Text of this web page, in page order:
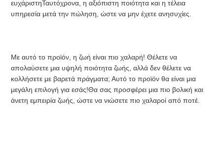
ευχάριστηΤαυτόχρονα, η αξιόπιστη ποιότητα και η τέλεια
υπηρεσία μετά την πώληση, ώστε να μην έχετε ανησυχίες.
Με αυτό το προϊόν, η ζωή είναι πιο χαλαρή! Θέλετε να
απολαύσετε μια υψηλή ποιότητα ζωής, αλλά δεν θέλετε να
κολλήσετε με βαρετά πράγματα; Αυτό το προϊόν θα είναι μια
μεγάλη επιλογή για εσάς!Θα σας προσφέρει μια πιο βολική και
άνετη εμπειρία ζωής, ώστε να νιώσετε πιο χαλαροί από ποτέ.